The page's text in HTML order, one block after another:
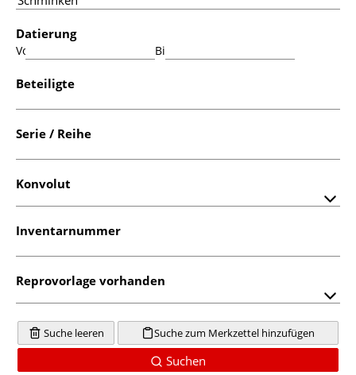
Datierung
Von: Bis:
Beteiligte
Serie / Reihe
Konvolut
Inventarnummer
Reprovorlage vorhanden
Suche leeren Suche zum Merkzettel hinzufügen
Suchen